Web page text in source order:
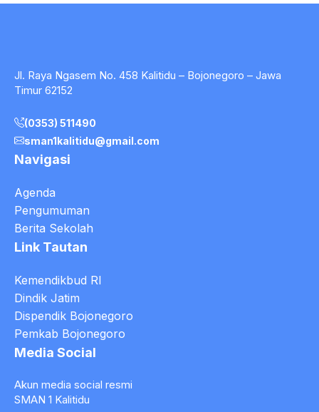
Jl. Raya Ngasem No. 458 Kalitidu – Bojonegoro – Jawa
Timur 62152
(0353) 511490
sman1kalitidu@gmail.com
Navigasi
Agenda
Pengumuman
Berita Sekolah
Link Tautan
Kemendikbud RI
Dindik Jatim
Dispendik Bojonegoro
Pemkab Bojonegoro
Media Social
Akun media social resmi
SMAN 1 Kalitidu